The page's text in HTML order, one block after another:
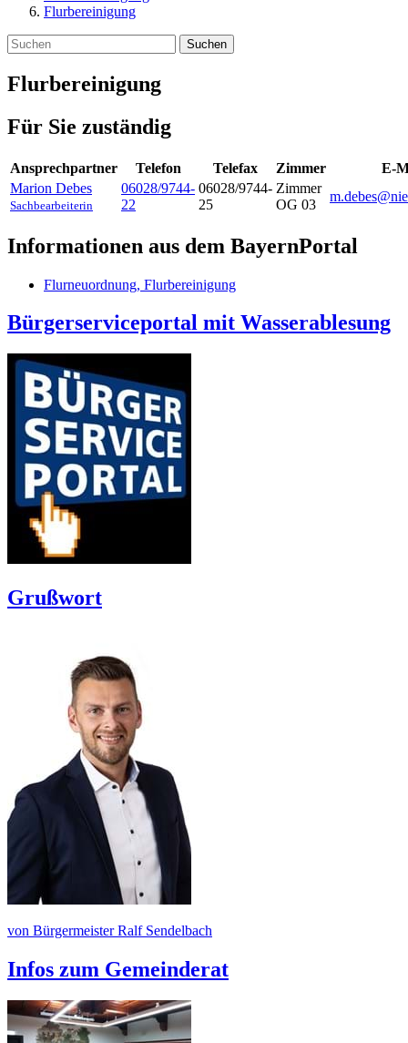
Flurbereinigung
Suchen
Flurbereinigung
Für Sie zuständig
Ansprechpartner Telefon Telefax Zimmer
E-
Marion Debes
Sachbearbeiterin
06028/9744-
22
06028/9744-
25
Zimmer
OG 03
Informationen aus dem BayernPortal
Flurneuordnung, Flurbereinigung
Bürgerserviceportal mit Wasserablesung
Grußwort
von Bürgermeister Ralf Sendelbach
Infos zum Gemeinderat